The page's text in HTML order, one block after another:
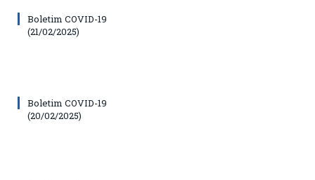
Boletim COVID-19
(21/02/2025)
Boletim COVID-19
(20/02/2025)